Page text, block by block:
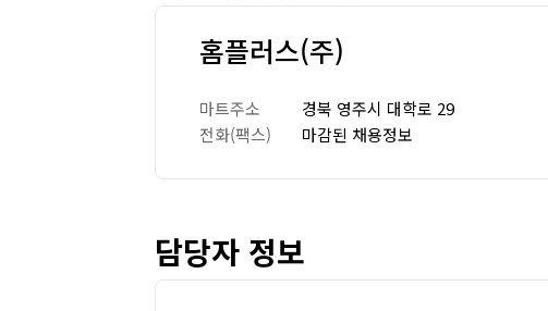
홈플러스(주)
마트주소 경북 영주시 대학로 29
전화(팩스)
마감된 채용정보
담당자 정보